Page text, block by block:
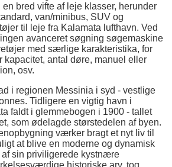
bred vifte af leje klasser, herunder
van/minibus, SUV og
til leje fra Kalamata lufthavn. Ved
avanceret søgning søgemaskine
med særlige karakteristika, for
kapacitet, antal døre, manuel eller
osv.
i regionen Messinia i syd - vestlige
Tidligere en vigtig havn i
faldt i glemmebogen i 1900 - tallet
som ødelagde størstedelen af byen.
værker bragt et nyt liv til
at blive en moderne og dynamisk
af sin priviligerede kystnære
historiske arv, tog